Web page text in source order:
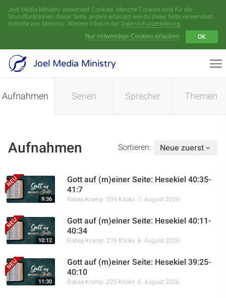
Joel Media Ministry verwendet Cookies. Manche Cookies sind für die
Grundfunktionen dieser Seite, andere erfassen wie du diese Seite verwendest
mithilfe von Matomo. Weitere Infos in der Datenschutzerklärung.
Nur notwendige Cookies erlauben
OK
Joel Media Ministry
Aufnahmen Serien Sprecher Themen
Aufnahmen Sortieren: Neue zuerst
9:36
Gott auf (m)einer Seite: Hesekiel 40:35-
41:7
Rabea Kramp 209 Klicks 7. August 2026
10:12
Gott auf (m)einer Seite: Hesekiel 40:11-
40:34
Rabea Kramp 276 Klicks 6. August 2026
11:30
Gott auf (m)einer Seite: Hesekiel 39:25-
40:10
Rabea Kramp 225 Klicks 5. August 2026
Menü
Videoarchiv
Startseite
Podcasts